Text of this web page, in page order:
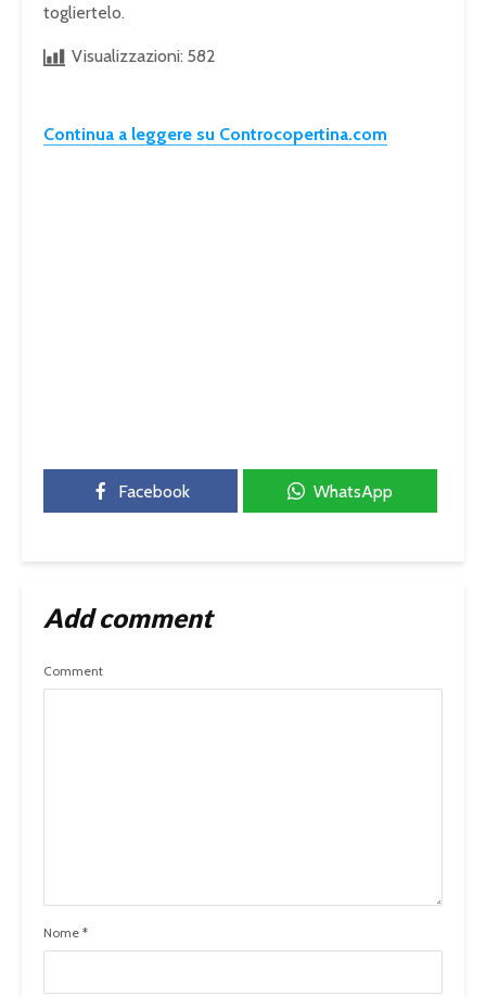
togliertelo.
Visualizzazioni: 582
Continua a leggere su Controcopertina.com
Facebook WhatsApp
Add comment
Comment
Nome *